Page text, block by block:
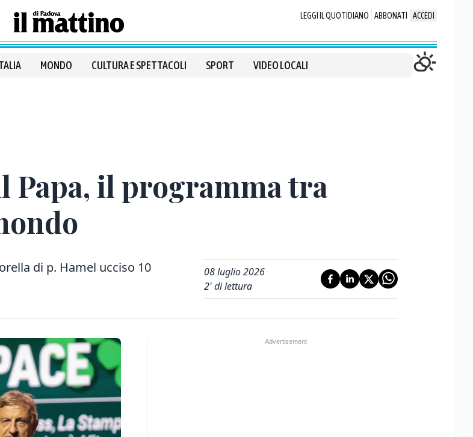
LEGGI IL QUOTIDIANO ABBONATI ACCEDI
MONDO CULTURA E SPETTACOLI SPORT VIDEO LOCALI
Papa, il programma tra
di p. Hamel ucciso 10
08 luglio 2026
2' di lettura